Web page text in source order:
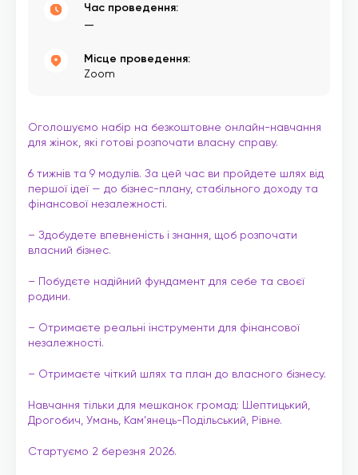
Час проведення:
—
Місце проведення:
Zoom
Оголошуємо набір на безкоштовне онлайн-навчання
для жінок, які готові розпочати власну справу.
6 тижнів та 9 модулів. За цей час ви пройдете шлях від
першої ідеї — до бізнес-плану, стабільного доходу та
фінансової незалежності.
– Здобудете впевненість і знання, щоб розпочати
власний бізнес.
– Побудєте надійний фундамент для себе та своєї
родини.
– Отримаєте реальні інструменти для фінансової
незалежності.
– Отримаєте чіткий шлях та план до власного бізнесу.
Навчання тільки для мешканок громад: Шептицький,
Дрогобич, Умань, Кам’янець-Подільський, Рівне.
Стартуємо 2 березня 2026.